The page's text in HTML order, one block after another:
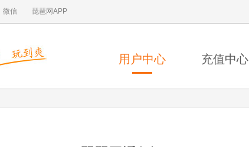
微信 琵琶网APP
用户中心 充值中心